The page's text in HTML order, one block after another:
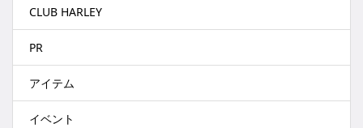
CLUB HARLEY
PR
アイテム
イベント